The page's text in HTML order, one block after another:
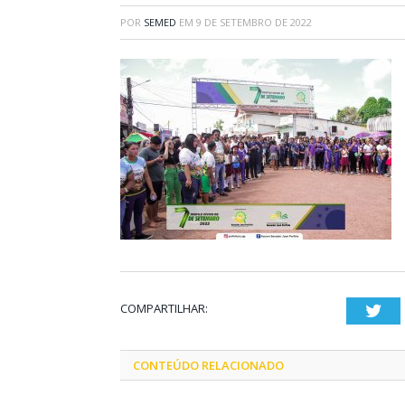
POR SEMED EM 9 DE SETEMBRO DE 2022
COMPARTILHAR:
CONTEÚDO RELACIONADO